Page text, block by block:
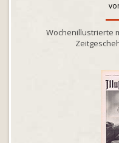
Wochenillustrierte